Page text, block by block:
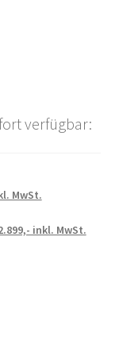
verfügbar:
MwSt.
inkl. MwSt.